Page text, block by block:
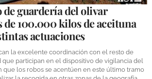
guardería del olivar
de 100.000 kilos de aceituna
actuaciones
la excelente coordinación con el resto de
que participan en el dispositivo de vigilancia del
que los robos se acentúen en este último tramo